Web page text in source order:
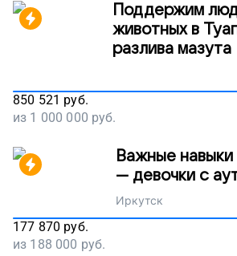
Поддержим
животных в
разлива мазута
850 521 руб.
из 1 000 000 руб.
Важные
— девочки с
Иркутск
177 870 руб.
из 188 000 руб.